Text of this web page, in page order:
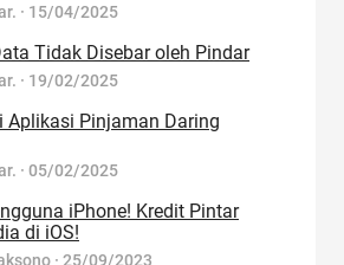
· 15/04/2025
Tidak Disebar oleh Pindar
· 19/02/2025
Aplikasi Pinjaman Daring
· 05/02/2025
iPhone! Kredit Pintar
di iOS!
· 25/09/2023